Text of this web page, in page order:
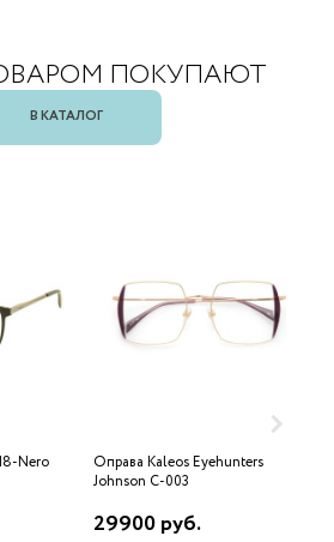
ПОКУПАЮТ
В КАТАЛОГ
Nero
Оправа Kaleos Eyehunters
Johnson C-003
29900 руб.